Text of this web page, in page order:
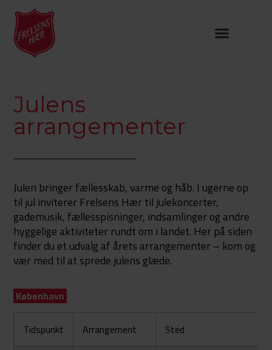
Julens
arrangementer
Julen bringer fællesskab, varme og håb. I ugerne op
til jul inviterer Frelsens Hær til julekoncerter,
gademusik, fællesspisninger, indsamlinger og andre
hyggelige aktiviteter rundt om i landet. Her på siden
finder du et udvalg af årets arrangementer – kom og
vær med til at sprede julens glæde.
København
Tidspunkt Arrangement Sted